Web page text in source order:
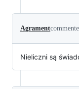
Agrament
Nieliczni są